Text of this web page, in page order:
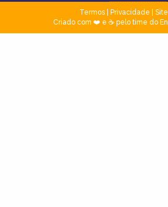
Termos| Privacidade
Criado com ❤️ e ☕ pelo time do